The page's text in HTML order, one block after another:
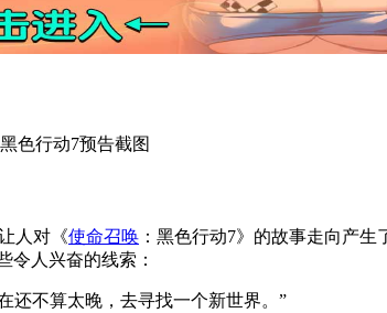
人对《使命召唤 ：黑色行动7》的故事走向产
令人兴奋的线索：
还不算太晚，去寻找一个新世界。”